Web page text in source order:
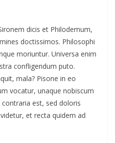
dicis et Philodemum,
doctissimos. Philosophi
moriuntur. Universa enim
confligendum puto.
mala? Pisone in eo
vocatur, unaque nobiscum
est, sed doloris
et recta quidem ad